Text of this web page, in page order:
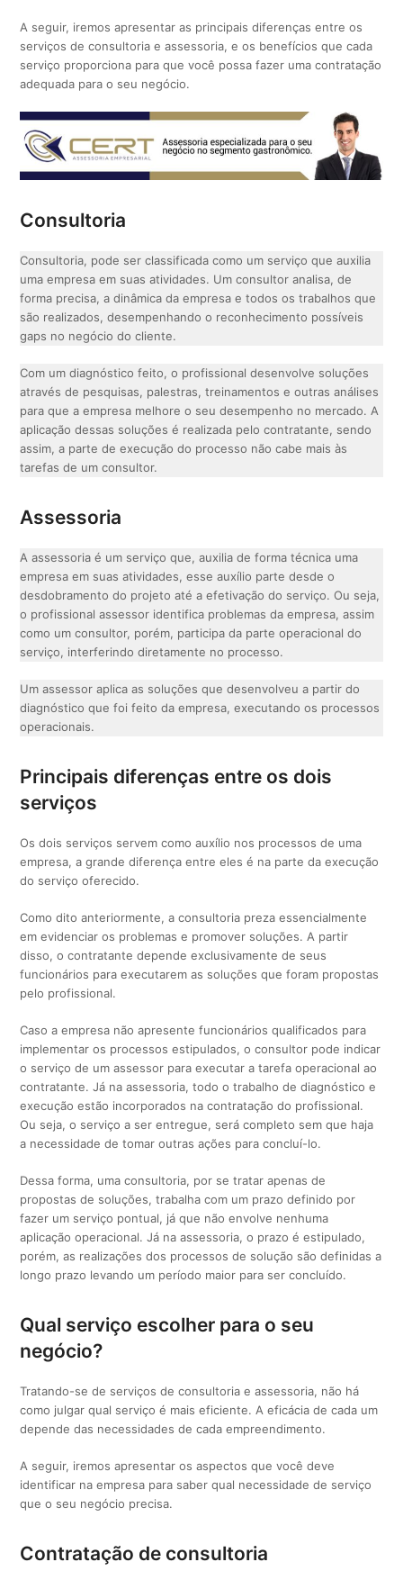
A seguir, iremos apresentar as principais diferenças entre os
serviços de consultoria e assessoria, e os benefícios que cada
serviço proporciona para que você possa fazer uma contratação
adequada para o seu negócio.
Consultoria
Consultoria, pode ser classificada como um serviço que auxilia
uma empresa em suas atividades. Um consultor analisa, de
forma precisa, a dinâmica da empresa e todos os trabalhos que
são realizados, desempenhando o reconhecimento possíveis
gaps no negócio do cliente.
Com um diagnóstico feito, o profissional desenvolve soluções
através de pesquisas, palestras, treinamentos e outras análises
para que a empresa melhore o seu desempenho no mercado. A
aplicação dessas soluções é realizada pelo contratante, sendo
assim, a parte de execução do processo não cabe mais às
tarefas de um consultor.
Assessoria
A assessoria é um serviço que, auxilia de forma técnica uma
empresa em suas atividades, esse auxílio parte desde o
desdobramento do projeto até a efetivação do serviço. Ou seja,
o profissional assessor identifica problemas da empresa, assim
como um consultor, porém, participa da parte operacional do
serviço, interferindo diretamente no processo.
Um assessor aplica as soluções que desenvolveu a partir do
diagnóstico que foi feito da empresa, executando os processos
operacionais.
Principais diferenças entre os dois
serviços
Os dois serviços servem como auxílio nos processos de uma
empresa, a grande diferença entre eles é na parte da execução
do serviço oferecido.
Como dito anteriormente, a consultoria preza essencialmente
em evidenciar os problemas e promover soluções. A partir
disso, o contratante depende exclusivamente de seus
funcionários para executarem as soluções que foram propostas
pelo profissional.
Caso a empresa não apresente funcionários qualificados para
implementar os processos estipulados, o consultor pode indicar
o serviço de um assessor para executar a tarefa operacional ao
contratante. Já na assessoria, todo o trabalho de diagnóstico e
execução estão incorporados na contratação do profissional.
Ou seja, o serviço a ser entregue, será completo sem que haja
a necessidade de tomar outras ações para concluí-lo.
Dessa forma, uma consultoria, por se tratar apenas de
propostas de soluções, trabalha com um prazo definido por
fazer um serviço pontual, já que não envolve nenhuma
aplicação operacional. Já na assessoria, o prazo é estipulado,
porém, as realizações dos processos de solução são definidas a
longo prazo levando um período maior para ser concluído.
Qual serviço escolher para o seu
negócio?
Tratando-se de serviços de consultoria e assessoria, não há
como julgar qual serviço é mais eficiente. A eficácia de cada um
depende das necessidades de cada empreendimento.
A seguir, iremos apresentar os aspectos que você deve
identificar na empresa para saber qual necessidade de serviço
que o seu negócio precisa.
Contratação de consultoria